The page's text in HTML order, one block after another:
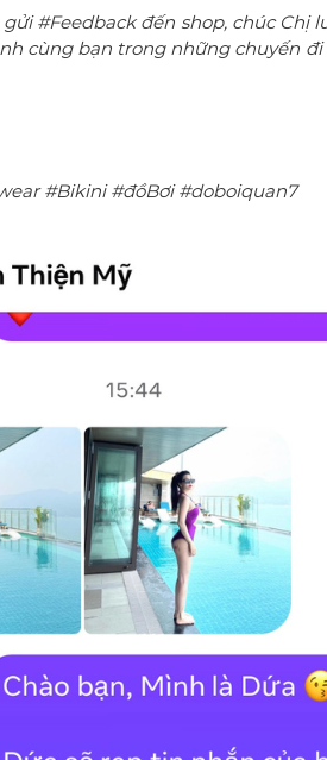
#Feedback đến shop, chúc Chị
cùng bạn trong những chuyến
#Bikini #đồBơi #doboiquan7